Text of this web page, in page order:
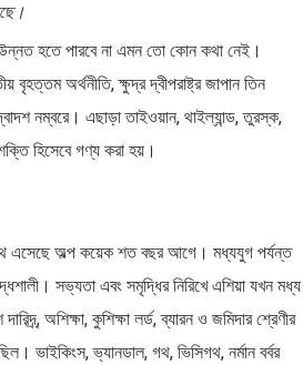
হতে পারবে না এমন তো কোন কথা নেই।
বৃহত্তম অর্থনীতি, ক্ষুদ্র দ্বীপরাষ্ট্র জাপান তিন
নম্বরে। এছাড়া তাইওয়ান, থাইল্যান্ড, তুরস্ক,
হিসেবে গণ্য করা হয়।
অল্প কয়েক শত বছর আগে। মধ্যযুগ পর্যন্ত
সভ্যতা এবং সমৃদ্ধির নিরিখে এশিয়া যখন মধ্য
অশিক্ষা, কুশিক্ষা লর্ড, ব্যারন ও‌ জমিদার শ্রেণীর
ভাইকিংস, ভ্যানডাল, গথ, ভিসিগথ, নর্মান বর্বর